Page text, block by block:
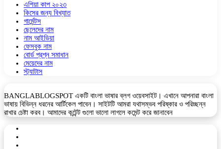
এশিয়া কাপ ২০২৩
কিসের জন্য বিখ্যাত
গার্মেন্টস
ছেলেদের নাম
নাম আইডিয়া
ফেসবুক নাম
বোর্ড প্রশ্ন সমাধান
মেয়েদের নাম
স্ট্যাটাস
BANGLABLOGSPOT একটি বাংলা ভাষার ব্লগ ওয়েবসাইট। এখানে আপনারা বাংলা
ভাষায় বিভিন্ন ধরনের আর্টিকেল পাবেন। সাইটটি আমরা যথাসম্ভব পরিষ্কার ও পরিচ্ছন্ন
রাখার চেষ্টা করব। আমাদের কন্টেন্ট গুলো ভালো লাগলে কমেন্ট করে জানাবেন